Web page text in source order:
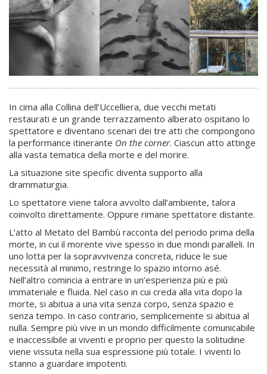
In cima alla Collina dell’Uccelliera, due vecchi metati
restaurati e un grande terrazzamento alberato ospitano lo
spettatore e diventano scenari dei tre atti che compongono
la performance itinerante On the corner. Ciascun atto attinge
alla vasta tematica della morte e del morire.
La situazione site specific diventa supporto alla
drammaturgia.
Lo spettatore viene talora avvolto dall’ambiente, talora
coinvolto direttamente. Oppure rimane spettatore distante.
L’atto al Metato del Bambù racconta del periodo prima della
morte, in cui il morente vive spesso in due mondi paralleli. In
uno lotta per la sopravvivenza concreta, riduce le sue
necessità al minimo, restringe lo spazio intorno asé.
Nell’altro comincia a entrare in un’esperienza più e più
immateriale e fluida. Nel caso in cui creda alla vita dopo la
morte, si abitua a una vita senza corpo, senza spazio e
senza tempo. In caso contrario, semplicemente si abitua al
nulla. Sempre più vive in un mondo difficilmente comunicabile
e inaccessibile ai viventi e proprio per questo la solitudine
viene vissuta nella sua espressione più totale. I viventi lo
stanno a guardare impotenti.